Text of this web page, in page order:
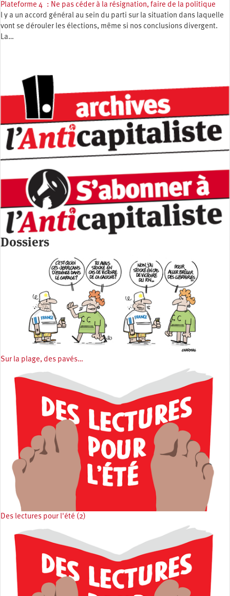
Plateforme 4 : Ne pas céder à la résignation, faire de la politique
l y a un accord général au sein du parti sur la situation dans laquelle
vont se dérouler les élections, même si nos conclusions divergent.
La…
Dossiers
Sur la plage, des pavés…
Des lectures pour l'été (2)